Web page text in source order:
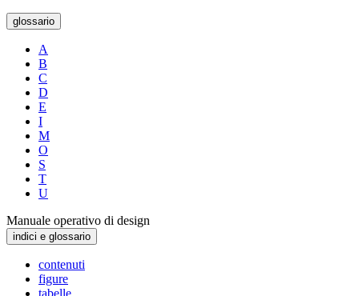
glossario
A
B
C
D
E
I
M
O
S
T
U
Manuale operativo di design
indici e glossario
contenuti
figure
tabelle